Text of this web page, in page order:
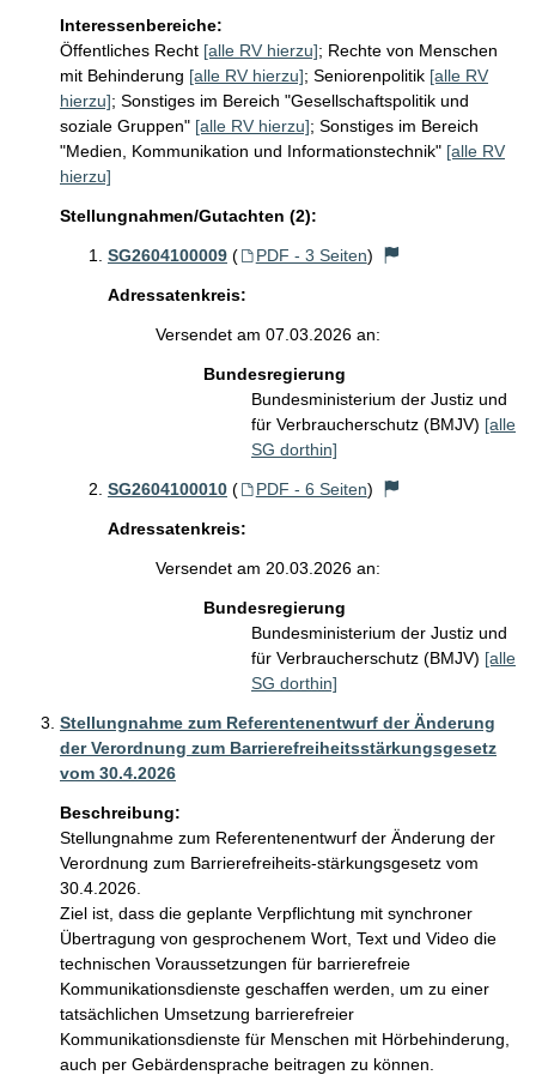
Interessenbereiche:
Öffentliches Recht [alle RV hierzu]; Rechte von Menschen
mit Behinderung [alle RV hierzu]; Seniorenpolitik [alle RV
hierzu]; Sonstiges im Bereich "Gesellschaftspolitik und
soziale Gruppen" [alle RV hierzu]; Sonstiges im Bereich
"Medien, Kommunikation und Informationstechnik" [alle RV
hierzu]
Stellungnahmen/Gutachten (2):
SG2604100009 ( PDF - 3 Seiten)
Adressatenkreis:
Versendet am 07.03.2026 an:
Bundesregierung
Bundesministerium der Justiz und
für Verbraucherschutz (BMJV) [alle
SG dorthin]
SG2604100010 ( PDF - 6 Seiten)
Adressatenkreis:
Versendet am 20.03.2026 an:
Bundesregierung
Bundesministerium der Justiz und
für Verbraucherschutz (BMJV) [alle
SG dorthin]
Stellungnahme zum Referentenentwurf der Änderung
der Verordnung zum Barrierefreiheitsstärkungsgesetz
vom 30.4.2026
Beschreibung:
Stellungnahme zum Referentenentwurf der Änderung der
Verordnung zum Barrierefreiheits-stärkungsgesetz vom
30.4.2026.
Ziel ist, dass die geplante Verpflichtung mit synchroner
Übertragung von gesprochenem Wort, Text und Video die
technischen Voraussetzungen für barrierefreie
Kommunikationsdienste geschaffen werden, um zu einer
tatsächlichen Umsetzung barrierefreier
Kommunikationsdienste für Menschen mit Hörbehinderung,
auch per Gebärdensprache beitragen zu können.